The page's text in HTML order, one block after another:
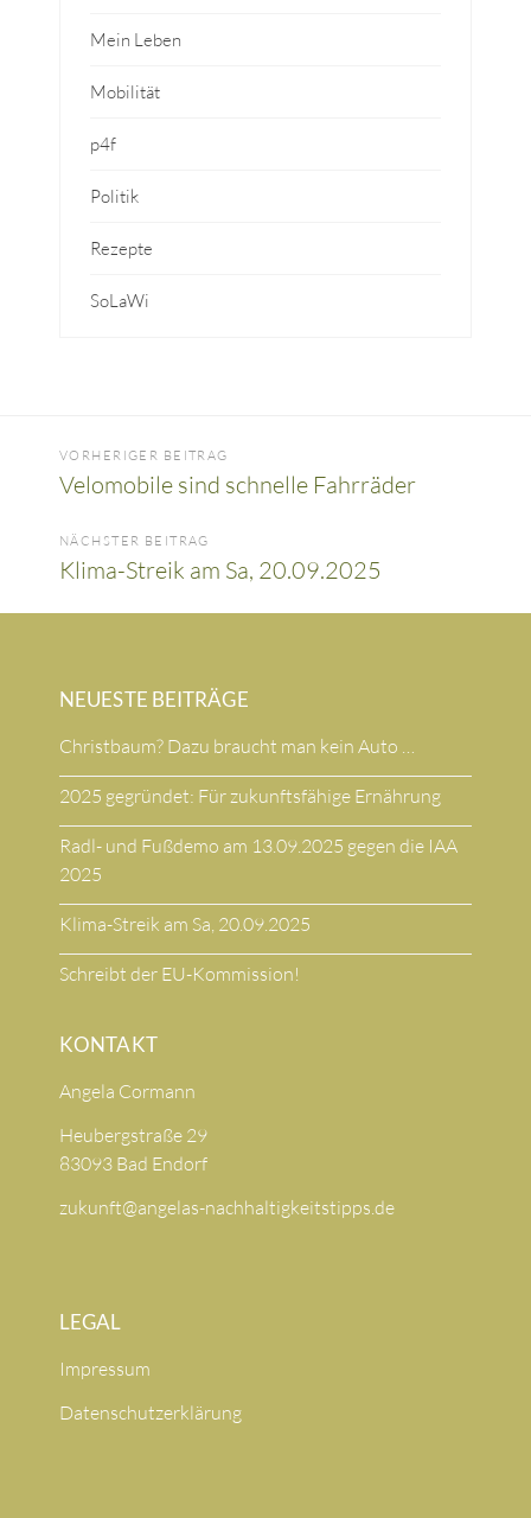
Mein Leben
Mobilität
p4f
Politik
Rezepte
SoLaWi
VORHERIGER BEITRAG
Velomobile sind schnelle Fahrräder
NÄCHSTER BEITRAG
Klima-Streik am Sa, 20.09.2025
NEUESTE BEITRÄGE
Christbaum? Dazu braucht man kein Auto …
2025 gegründet: Für zukunftsfähige Ernährung
Radl- und Fußdemo am 13.09.2025 gegen die IAA
2025
Klima-Streik am Sa, 20.09.2025
Schreibt der EU-Kommission!
KONTAKT
Angela Cormann
Heubergstraße 29
83093 Bad Endorf
zukunft@angelas-nachhaltigkeitstipps.de
LEGAL
Impressum
Datenschutzerklärung